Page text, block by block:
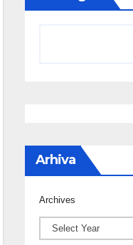
Arhiva
Archives